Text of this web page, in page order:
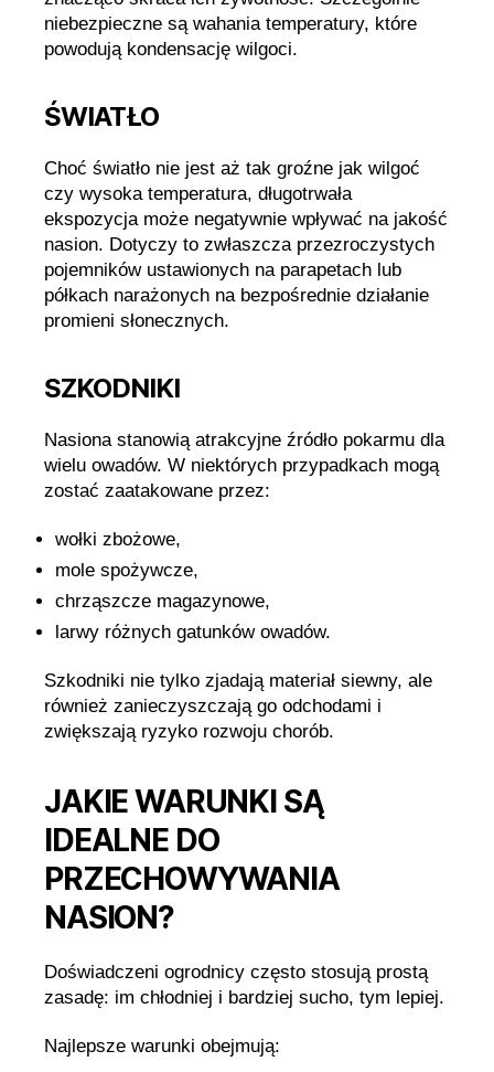
niebezpieczne są wahania temperatury, które
powodują kondensację wilgoci.
ŚWIATŁO
Choć światło nie jest aż tak groźne jak wilgoć
czy wysoka temperatura, długotrwała
ekspozycja może negatywnie wpływać na jakość
nasion. Dotyczy to zwłaszcza przezroczystych
pojemników ustawionych na parapetach lub
półkach narażonych na bezpośrednie działanie
promieni słonecznych.
SZKODNIKI
Nasiona stanowią atrakcyjne źródło pokarmu dla
wielu owadów. W niektórych przypadkach mogą
zostać zaatakowane przez:
wołki zbożowe,
mole spożywcze,
chrząszcze magazynowe,
larwy różnych gatunków owadów.
Szkodniki nie tylko zjadają materiał siewny, ale
również zanieczyszczają go odchodami i
zwiększają ryzyko rozwoju chorób.
JAKIE WARUNKI SĄ
IDEALNE DO
PRZECHOWYWANIA
NASION?
Doświadczeni ogrodnicy często stosują prostą
zasadę: im chłodniej i bardziej sucho, tym lepiej.
Najlepsze warunki obejmują: